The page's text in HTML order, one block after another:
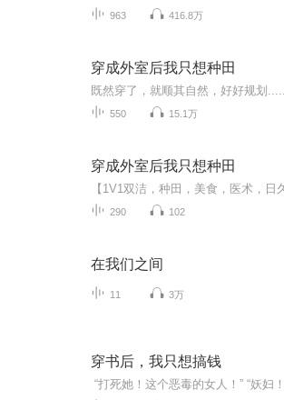
963 416.8万
穿成外室后我只想种田
既然穿了，就顺其自然，好好规划......
550 15.1万
穿成外室后我只想种田
290 102
在我们之间
11 3万
穿书后，我只想搞钱